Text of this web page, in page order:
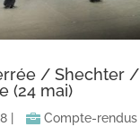
/ Shechter /
(24 mai)
|
Compte-rendus